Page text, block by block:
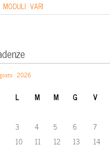
MODULI VARI
2026
L M M G V
3 4 5 6 7
10 11 12 13 14